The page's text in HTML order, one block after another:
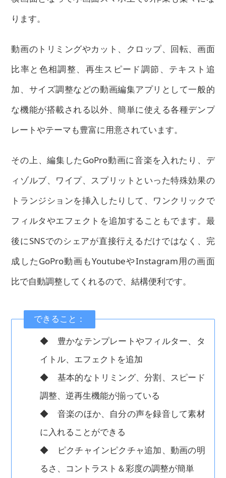
ります。
動画のトリミングやカット、クロップ、回転、画面
比率と色相調整、再生スピード調節、テキスト追
加、サイズ調整などの動画編集アプリとして一般的
な機能が搭載される以外、簡単に使える各種デンプ
レートやテーマも豊富に用意されています。
その上、編集したGoPro動画に音楽を入れたり、デ
ィゾルブ、ワイプ、スプリットといった特殊効果の
トランジションを挿入したりして、ワンクリックで
フィルタやエフェクトを追加することもでます。最
後にSNSでのシェアが直接行えるだけではなく、完
成したGoPro動画もYoutubeやInstagram用の画面
比で自動調整してくれるので、結構便利です。
できること：
◆ 豊かなテンプレートやフィルター、タ
イトル、エフェクトを追加
◆ 基本的なトリミング、分割、スピード
調整、逆再生機能が揃っている
◆ 音楽のほか、自分の声を録音して素材
に入れることができる
◆ ピクチャインピクチャ追加、動画の明
るさ、コントラスト＆彩度の調整が簡単